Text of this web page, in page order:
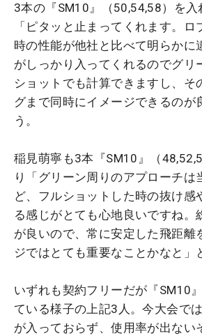
3本の『SM10』（50,54,58）を入
「ピタッと止まってくれます。ロ
時の性能が他社と比べて明らかに
がしっかり入ってくれるのでグリ
ショットでも計算できますし、そ
グまで同時にイメージできるのが
う。
稲見萌寧も3本『SM10』（
り「グリーン周りのアプローチは
ど、フルショットした時の抜け感
る感じがとても心地良いですね。
が良いので、常に安定した飛距離
ジではとても重要なことかなと」
いずれも契約フリーだが『SM10
ている様子の上記3人。今大会で
が入っておらず、使用率が出ない